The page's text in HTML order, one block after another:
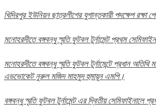
খিদিরপুর ইউনিয়ন ছাত্রলীগের যুগান্তকারী পদক্ষেপ রক্ষা
মনোহরদীতে বঙ্গবন্ধু স্মৃতি ফুটবল টুর্নামেন্ট প্রথম
মনোহরদীতে বঙ্গবন্ধু স্মৃতি ফুটবল টুর্নামেন্টে প্রধান অতিথি
এডভোকেট নুরুল মজিদ মাহমুদ হুমায়ূন এমপি।
বঙ্গবন্ধু স্মৃতি ফুটবল টুর্নামেন্ট এর দ্বিতীয় সেমিফাইনালে